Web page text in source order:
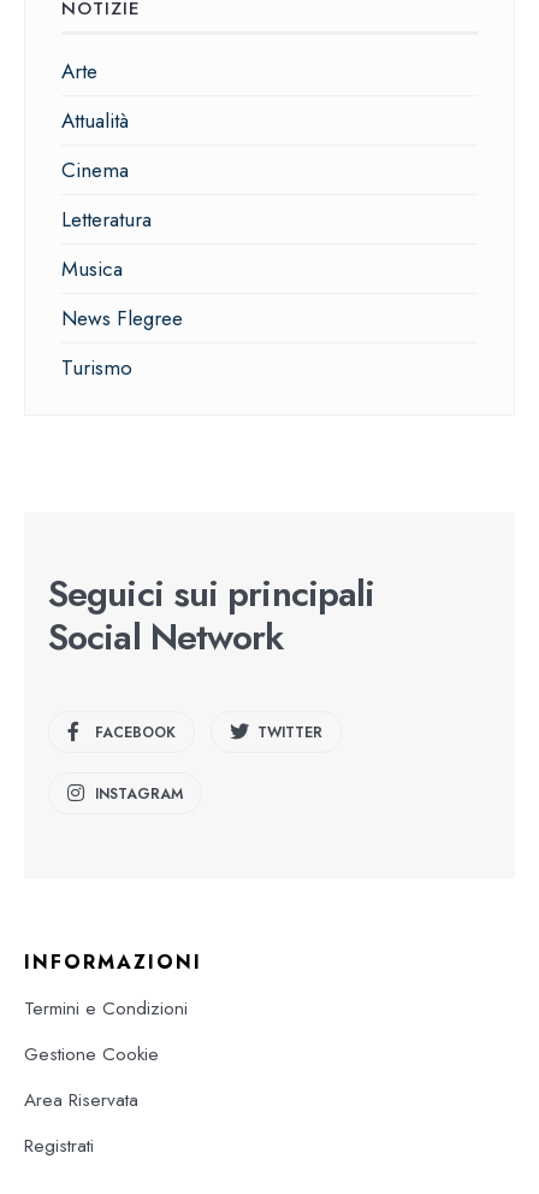
NOTIZIE
Arte
Attualità
Cinema
Letteratura
Musica
News Flegree
Turismo
Seguici sui principali
Social Network
FACEBOOK TWITTER
INSTAGRAM
INFORMAZIONI
Termini e Condizioni
Gestione Cookie
Area Riservata
Registrati